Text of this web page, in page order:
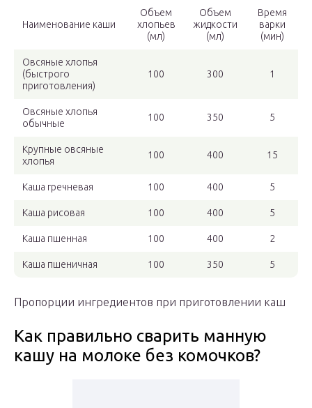
Наименование каши
Объем
хлопьев
(мл)
Объем
жидкости
(мл)
Время
варки
(мин)
Овсяные хлопья
(быстрого
приготовления)
100 300 1
Овсяные хлопья
обычные
100 350 5
Крупные овсяные
хлопья
100 400 15
Каша гречневая 100 400 5
Каша рисовая 100 400 5
Каша пшенная 100 400 2
Каша пшеничная 100 350 5
Пропорции ингредиентов при приготовлении каш
Как правильно сварить манную
кашу на молоке без комочков?